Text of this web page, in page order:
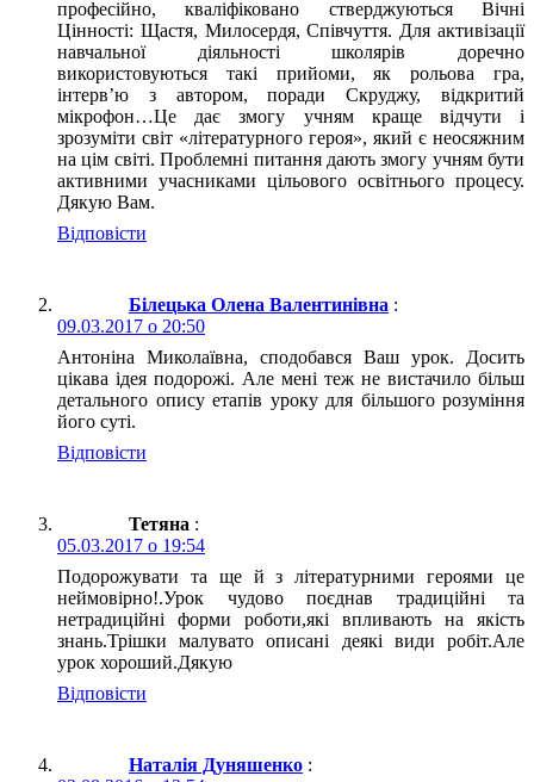
професійно, кваліфіковано стверджуються Вічні
Цінності: Щастя, Милосердя, Співчуття. Для активізації
навчальної діяльності школярів доречно
використовуються такі прийоми, як рольова гра,
інтерв’ю з автором, поради Скруджу, відкритий
мікрофон…Це дає змогу учням краще відчути і
зрозуміти світ «літературного героя», який є неосяжним
на цім світі. Проблемні питання дають змогу учням бути
активними учасниками цільового освітнього процесу.
Дякую Вам.
Відповіcти
Білецька Олена Валентинівна :
09.03.2017 о 20:50
Антоніна Миколаївна, сподобався Ваш урок. Досить
цікава ідея подорожі. Але мені теж не вистачило більш
детального опису етапів уроку для більшого розуміння
його суті.
Відповіcти
Тетяна :
05.03.2017 о 19:54
Подорожувати та ще й з літературними героями це
неймовірно!.Урок чудово поєднав традиційні та
нетрадиційні форми роботи,які впливають на якість
знань.Трішки малувато описані деякі види робіт.Але
урок хороший.Дякую
Відповіcти
Наталія Дуняшенко :